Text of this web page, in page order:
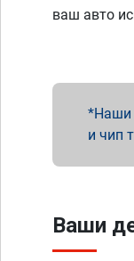
ваш авто
Наши
и чип
Ваши